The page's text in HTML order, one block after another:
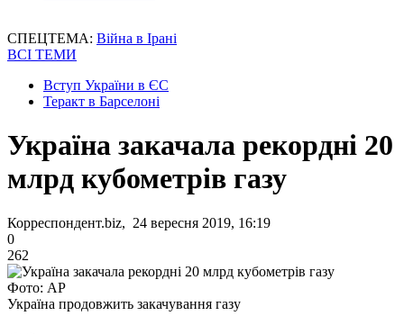
СПЕЦТЕМА: Війна в Ірані
ВСІ ТЕМИ
Вступ України в ЄС
Теракт в Барселоні
Україна закачала рекордні 20
млрд кубометрів газу
Корреспондент.biz, 24 вересня 2019, 16:19
0
262
Фото: AP
Україна продовжить закачування газу